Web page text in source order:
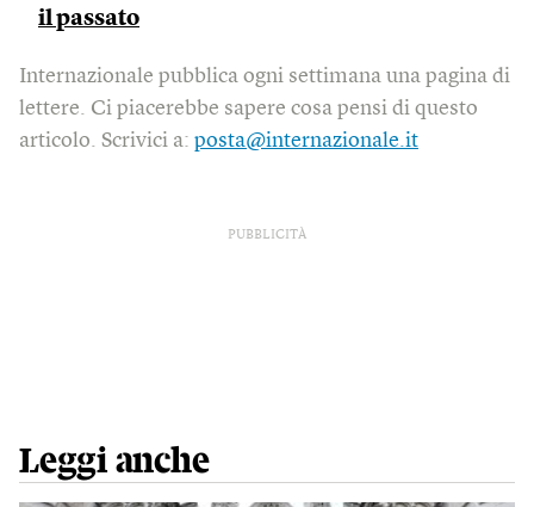
il passato
Internazionale pubblica ogni settimana una pagina di
lettere. Ci piacerebbe sapere cosa pensi di questo
articolo. Scrivici a: posta@internazionale.it
PUBBLICITÀ
Leggi anche